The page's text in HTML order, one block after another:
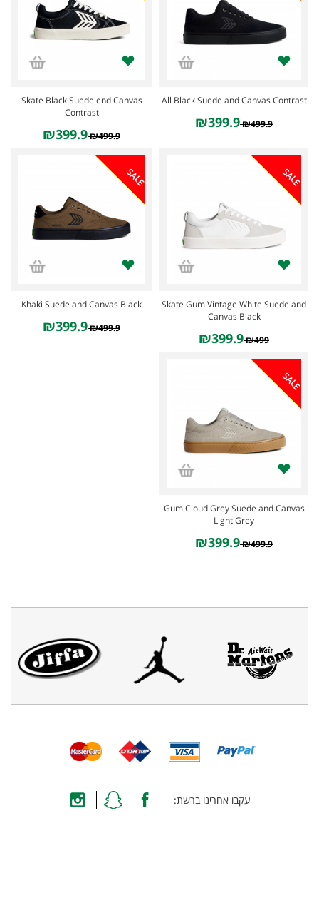
All Black Suede and Canvas Contrast
₪499.9
₪399.9
Skate Black Suede end Canvas
Contrast
₪499.9
₪399.9
SALE
Skate Gum Vintage White Suede and
Canvas Black
₪499
₪399.9
SALE
Khaki Suede and Canvas Black
₪499.9
₪399.9
SALE
Gum Cloud Grey Suede and Canvas
Light Grey
₪499.9
₪399.9
עקבו אחרינו ברשת: